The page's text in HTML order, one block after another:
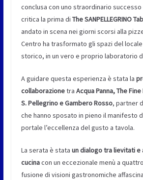
conclusa con uno straordinario
critica la prima di The SANPELLEGRINO
andato in scena nei giorni scorsi alla
Centro ha trasformato gli spazi del
storico, in un vero e proprio laboratorio
A guidare questa esperienza è stata la
collaborazionetra Acqua Panna, The
S. Pellegrino e Gambero Rosso, partner
che hanno sposato in pieno il manifesto
portale l’eccellenza del gusto a tavola.
La serata è stata un dialogo tra lievitati e
cucinacon un eccezionale menù a
fusione di visioni gastronomiche